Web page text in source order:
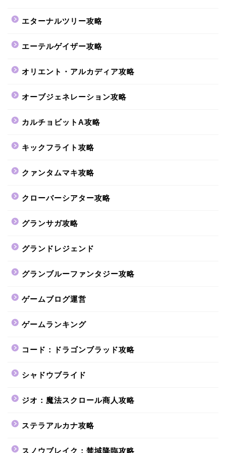
エターナルツリー攻略
エーテルゲイザー攻略
オリエント・アルカディア攻略
オーブジェネレーション攻略
カルチョビットA攻略
キックフライト攻略
クァンタムマキ攻略
クローバーシアター攻略
グランサガ攻略
グランドレジェンド
グランブルーファンタジー攻略
ゲームブログ運営
ゲームランキング
コード：ドラゴンブラッド攻略
シャドウブライド
ジオ：魔法スクロール商人攻略
ステラアルカナ攻略
スノウブレイク：禁域降臨攻略